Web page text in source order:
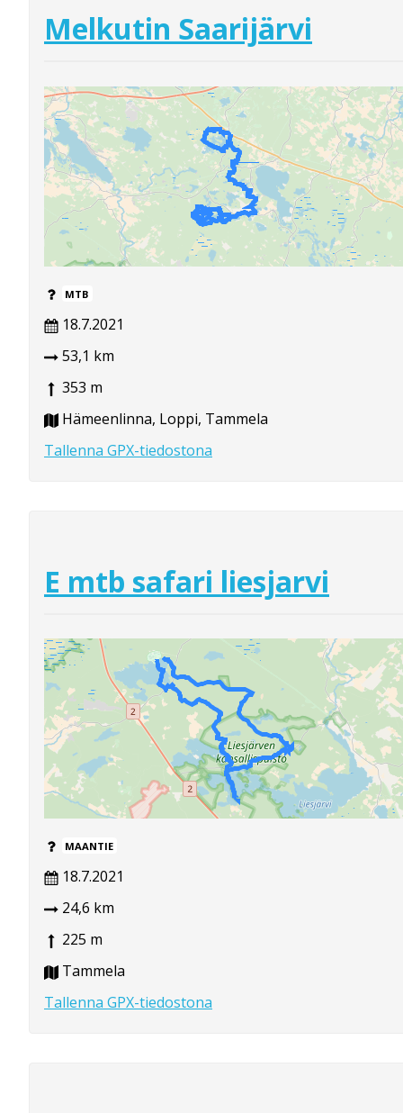
Melkutin Saarijärvi
MTB
18.7.2021
53,1 km
353 m
Hämeenlinna, Loppi, Tammela
Tallenna GPX-tiedostona
E mtb safari liesjarvi
MAANTIE
18.7.2021
24,6 km
225 m
Tammela
Tallenna GPX-tiedostona